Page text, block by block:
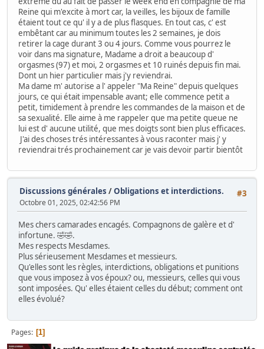
Reine qui m'excite à mort car, la veilles, les bijoux de famille
étaient tout ce qu' il y a de plus flasques. En tout cas, c' est
embêtant car au minimum toutes les 2 semaines, je dois
retirer la cage durant 3 ou 4 jours. Comme vous pourrez le
voir dans ma signature, Madame a droit a beaucoup d'
orgasmes (97) et moi, 2 orgasmes et 10 ruinés depuis fin mai.
Dont un hier particulier mais j'y reviendrai.
Ma dame m' autorise a l' appeler "Ma Reine" depuis quelques
jours, ce qui était impensable avant; elle commence petit a
petit, timidement à prendre les commandes de la maison et de
sa sexualité. Elle aime à me rappeler que ma petite queue ne
lui est d' aucune utilité, que mes doigts sont bien plus efficaces.
J'ai des choses trés intéressantes à vous raconter mais j' y
reviendrai trés prochainement car je vais devoir partir bientôt
#3
Discussions générales /Obligations et interdictions.
Octobre 01, 2025, 02:42:56 PM
Mes chers camarades encagés. Compagnons de galère et d'
infortune. 🤣🤣.
Mes respects Mesdames.
Plus sérieusement Mesdames et messieurs.
Qu'elles sont les règles, interdictions, obligations et punitions
que vous imposez à vos époux? ou, messieurs, celles qui vous
sont imposées. Qu' elles étaient celles du début; comment ont
elles évolué?
Pages 1